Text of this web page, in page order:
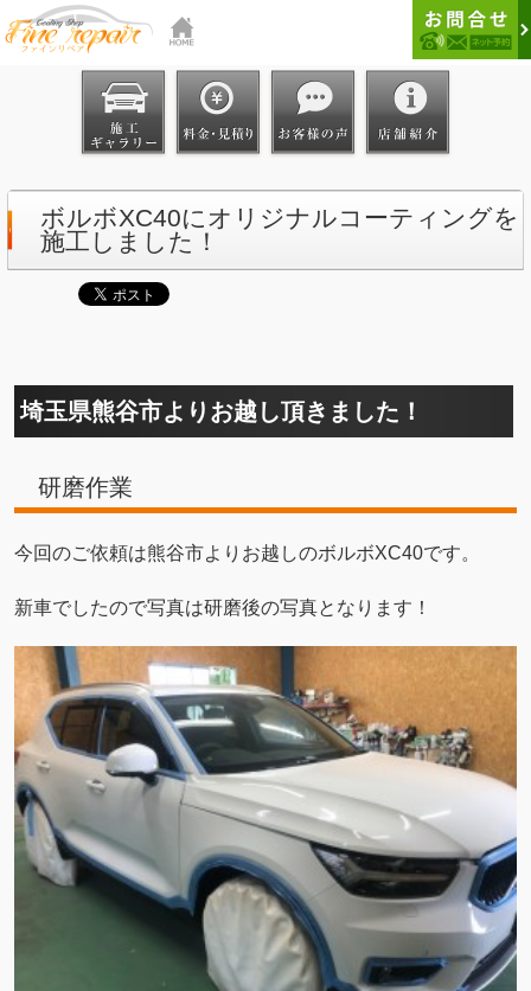
ボルボXC40にオリジナルコーティングを
施工しました！
埼玉県熊谷市よりお越し頂きました！
研磨作業
今回のご依頼は熊谷市よりお越しのボルボXC40です。
新車でしたので写真は研磨後の写真となります！